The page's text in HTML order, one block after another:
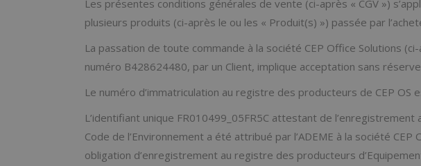
Les présentes conditions générales de vente (ci-après « CGV »)
plusieurs produits (ci-après le ou les « Produit(s) ») passée par
La passation de toute commande à la société CEP Office Solutions
numéro B428624480, par un Client, implique acceptation sans
Le numéro d’immatriculation au registre des producteurs de CEP OS
L’identifiant unique FR010499_05FR5C attestant de
Code de l’Environnement a été attribué par l’ADEME à la société
obligation d’enregistrement au registre des producteurs